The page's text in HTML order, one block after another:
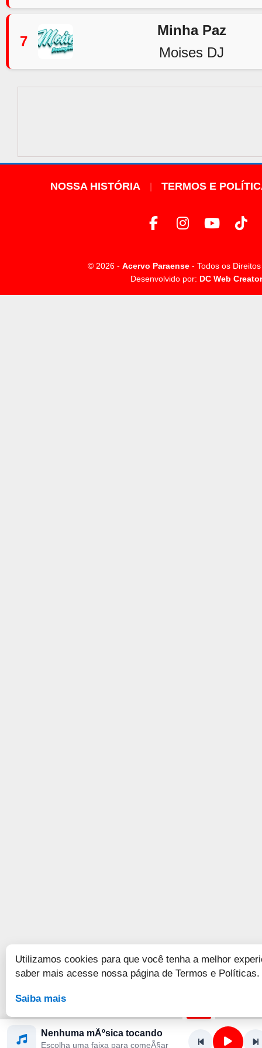
7
Minha Paz
Moises DJ
NOSSA HISTÓRIA TERMOS E
© 2026 - Acervo Paraense - Todos os
Desenvolvido por: DC Web
Nenhuma mÃºsica tocando
Escolha uma faixa para comeÃ§ar
Utilizamos cookies para que você tenha a melhor
saber mais acesse nossa página de Termos e Políticas.
Saiba mais